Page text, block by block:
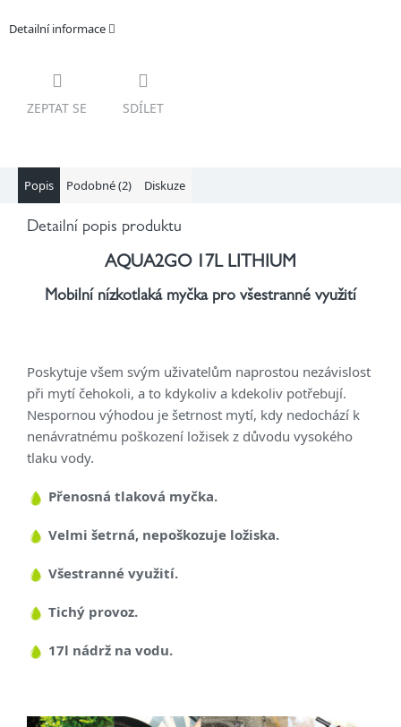
Detailní informace
ZEPTAT SE SDÍLET
Popis Podobné (2) Diskuze
Detailní popis produktu
AQUA2GO 17L LITHIUM
Mobilní nízkotlaká myčka pro všestranné využití
Poskytuje všem svým uživatelům naprostou nezávislost
při mytí čehokoli, a to kdykoliv a kdekoliv potřebují.
Nespornou výhodou je šetrnost mytí, kdy nedochází k
nenávratnému poškození ložisek z důvodu vysokého
tlaku vody.
Přenosná tlaková myčka.
Velmi šetrná, nepoškozuje ložiska.
Všestranné využití.
Tichý provoz.
17l nádrž na vodu.